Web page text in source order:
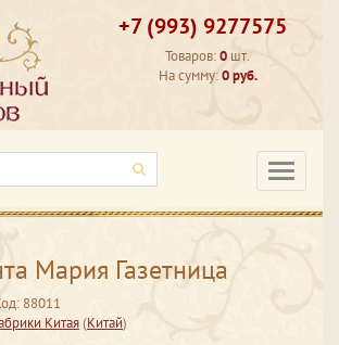
+7 (993) 9277575
Товаров:0 шт.
На сумму:0 руб.
Мария Газетница
88011
Китая(Китай)